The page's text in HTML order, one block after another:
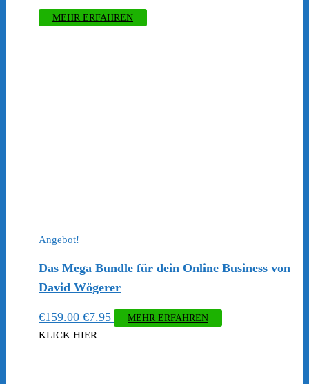
Preis
war:
Preis
ist:
MEHR ERFAHREN
Angebot!
Das Mega Bundle für dein Online Business von
David Wögerer
€159.00 Ursprünglicher
Preis
€7.95Aktueller
MEHR ERFAHREN
KLICK HIER